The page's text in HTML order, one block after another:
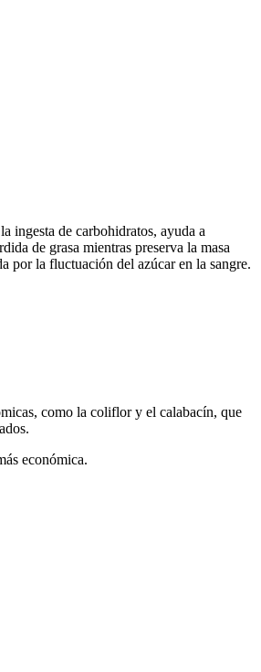
ingesta de carbohidratos, ayuda a
de grasa mientras preserva la masa
por la fluctuación del azúcar en la sangre.
como la coliflor y el calabacín, que
económica.